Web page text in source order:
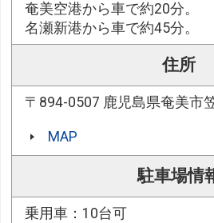
奄美空港から車で約20分。
名瀬新港から車で約45分。
住所
〒894-0507 鹿児島県奄美市
MAP
駐車場情
乗用車：10台可